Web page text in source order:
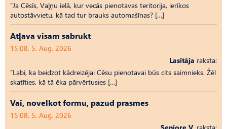
“Ja Cēsīs, Vaļņu ielā, kur vecās pienotavas teritorija, ierīkos
autostāvvietu, kā tad tur brauks automašīnas? […]
Atļāva visam sabrukt
15:08, 5. Aug, 2026
Lasītāja raksta:
“Labi, ka beidzot kādreizējai Cēsu pienotavai būs cits saimnieks. Žēl
skatīties, kā tā ēka pārvērtusies […]
Vai, novelkot formu, pazūd prasmes
15:08, 5. Aug, 2026